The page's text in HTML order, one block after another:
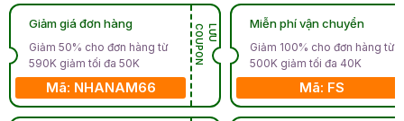
Giảm giá đơn hàng
Giảm 50% cho đơn hàng từ
590K giảm tối đa 50K
Mã: NHANAM66
L
Ư
U
C
O
U
P
O
N
Miễn phí vận chuyển
Giảm 100% cho đơn hàng từ
500K giảm tối đa 40K
Mã: FS